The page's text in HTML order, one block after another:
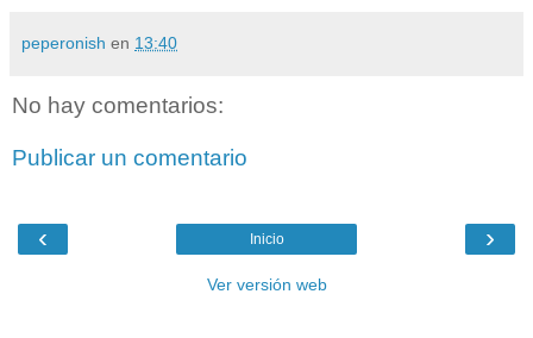
peperonish en 13:40
No hay comentarios:
Publicar un comentario
‹ ›
Inicio
Ver versión web